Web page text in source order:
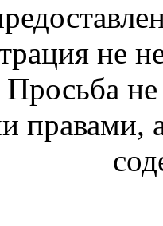
не
Просьба
правами,